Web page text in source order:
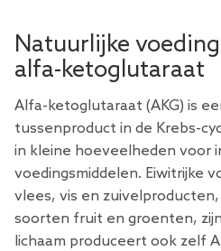
Natuurlijke
alfa-ketoglutaraat
Alfa-ketoglutaraat (AKG) is
tussenproduct in de Krebs-
in kleine hoeveelheden voor
voedingsmiddelen. Eiwitrijke
vlees, vis en
soorten fruit en groenten,
lichaam produceert ook zelf